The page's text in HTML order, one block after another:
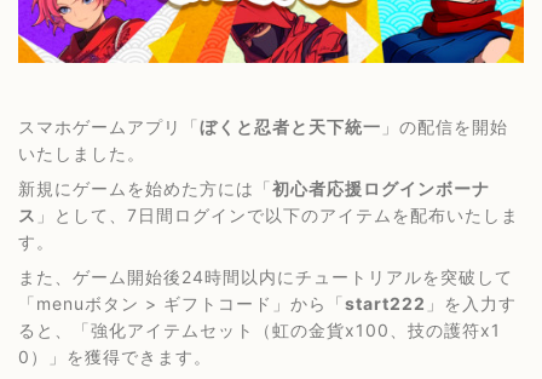
スマホゲームアプリ「ぼくと忍者と天下統一 」の配信を開始
いたしました。
新規にゲームを始めた方には「初心者応援ログインボーナ
ス 」として、7日間ログインで以下のアイテムを配布いたしま
す。
また、ゲーム開始後24時間以内にチュートリアルを突破して
「menuボタン > ギフトコード」から「start222 」を入力す
ると、「強化アイテムセット（虹の金貨x100、技の護符x1
0）」を獲得できます。